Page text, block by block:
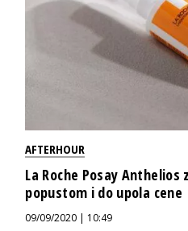
AFTERHOUR
La Roche Posay
popustom i do upola cene
09/09/2020 | 10:49